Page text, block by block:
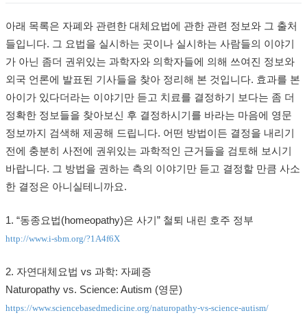
아래 목록은 자폐와 관련한 대체요법에 관한 관련 정보와 그 출처
들입니다. 그 요법을 실시하는 곳이나 실시하는 사람들의 이야기
가 아닌 좀더 권위있는 과학자와 의학자들에 의해 쓰여진 정보와
외국 언론에 발표된 기사들을 찾아 정리해 본 것입니다. 효과를 본
아이가 있다더라는 이야기만 듣고 치료를 결정하기 보다는 좀 더
정확한 정보들을 찾아보신 후 결정하시기를 바라는 마음에 영문
정보까지 검색해 제공해 드립니다. 어떤 방법이든 결정을 내리기
전에 충분히 사전에 권위있는 과학적인 근거들을 검토해 보시기
바랍니다. 그 방법을 권하는 측의 이야기만 듣고 결정할 만큼 사소
한 결정은 아니실테니까요.
1. “동종요법(homeopathy)은 사기” 철퇴 내린 호주 정부
http://www.i-sbm.org/?1A4f6X
2. 자연대체요법 vs 과학: 자폐증
Naturopathy vs. Science: Autism (영문)
https://www.sciencebasedmedicine.org/naturopathy-vs-science-autism/